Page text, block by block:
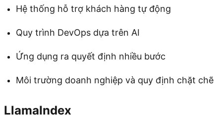
Hệ thống hỗ trợ khách hàng tự động
Quy trình DevOps dựa trên AI
Ứng dụng ra quyết định nhiều bước
Môi trường doanh nghiệp và quy định chặt chẽ
LlamaIndex